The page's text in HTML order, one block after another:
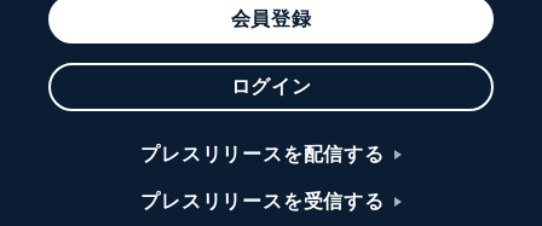
会員登録
ログイン
プレスリリースを配信する
プレスリリースを受信する